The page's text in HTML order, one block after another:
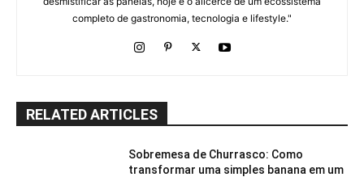
completo de gastronomia, tecnologia e lifestyle."
RELATED ARTICLES
Sobremesa de Churrasco: Como
transformar uma simples banana em um